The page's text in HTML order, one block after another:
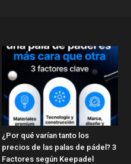
¿Por qué varían tanto los
precios de las palas de pádel? 3
Factores según Keepadel